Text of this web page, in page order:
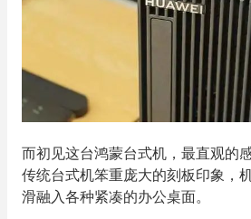
而初见这台鸿蒙台式机，最直观的
传统台式机笨重庞大的刻板印象，
滑融入各种紧凑的办公桌面。